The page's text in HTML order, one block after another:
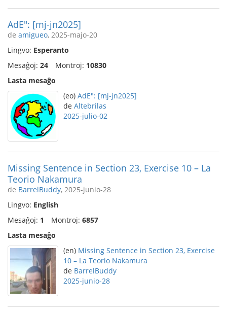
AdE": [mj-jn2025]
de amigueo, 2025-majo-20
Lingvo: Esperanto
Mesaĝoj: 24 Montroj: 10830
Lasta mesaĝo
(eo) AdE": [mj-jn2025]
de Altebrilas
2025-julio-02
Missing Sentence in Section 23, Exercise 10 – La
Teorio Nakamura
de BarrelBuddy, 2025-junio-28
Lingvo: English
Mesaĝoj: 1 Montroj: 6857
Lasta mesaĝo
(en) Missing Sentence in Section 23, Exercise
10 – La Teorio Nakamura
de BarrelBuddy
2025-junio-28